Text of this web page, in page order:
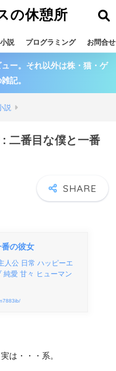
の休憩所
説 プログラミング お問合せ
ー。それ以外は株・猫・ゲ
記。
説
二番目な僕と一番
の彼女
人公 日常 ハッピーエ
純愛 甘々 ヒューマン
は・・・系。